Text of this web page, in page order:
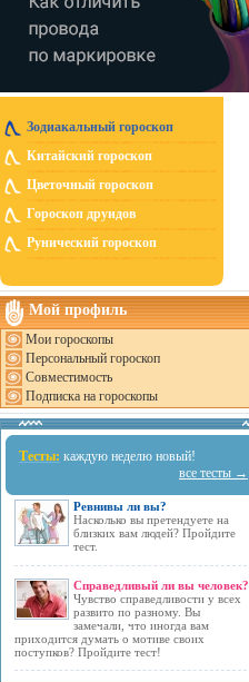
Зодиакальный гороскоп
Китайский гороскоп
Цветочный гороскоп
Гороскоп друидов
Рунический гороскоп
Мой профиль
Мои гороскопы
Персональный гороскоп
Совместимость
Подписка на гороскопы
Тесты: каждую неделю новый!
все тесты →
Ревнивы ли вы?
Насколько вы претендуете на
близких вам людей? Пройдите
тест.
Справедливый ли вы человек?
Чувство справедливости у всех
развито по разному. Вы
замечали, что иногда вам
приходится думать о мотиве своих
поступков? Пройдите тест!